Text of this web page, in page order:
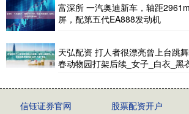
富深所 一汽奥迪新车，轴距
屏，配第五代EA888发动机
天弘配资 打人者很漂亮曾上台跳
春动物园打架后续_女子_白衣_黑
信钰证券官网 股票配资开户